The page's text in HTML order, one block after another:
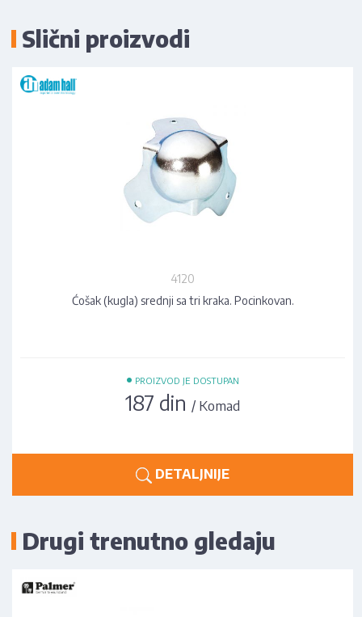
Slični proizvodi
4120
Ćošak (kugla) srednji sa tri kraka. Pocinkovan.
• PROIZVOD JE DOSTUPAN
187 din / Komad
DETALJNIJE
Drugi trenutno gledaju